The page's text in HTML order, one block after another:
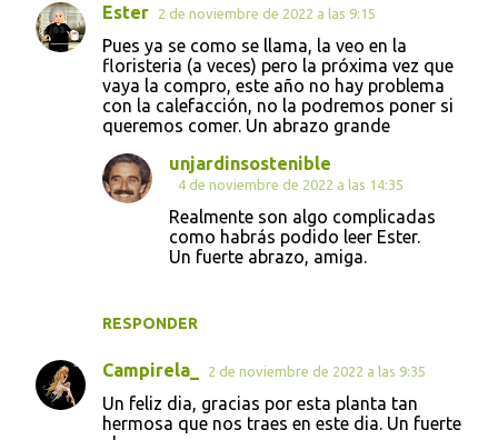
o
s
Ester 2 de noviembre de 2022 a las 9:15
Pues ya se como se llama, la veo en la
floristeria (a veces) pero la próxima vez que
vaya la compro, este año no hay problema
con la calefacción, no la podremos poner si
queremos comer. Un abrazo grande
RESPONDER
unjardinsostenible
4 de noviembre de 2022 a las 14:35
Realmente son algo complicadas
como habrás podido leer Ester.
Un fuerte abrazo, amiga.
Campirela_ 2 de noviembre de 2022 a las 9:35
Un feliz dia, gracias por esta planta tan
hermosa que nos traes en este dia. Un fuerte